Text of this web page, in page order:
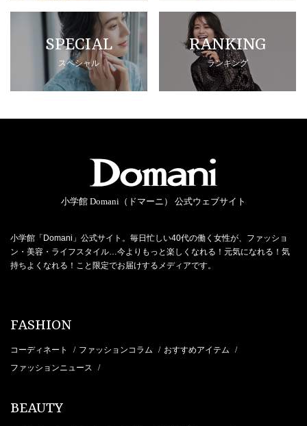
SPECIAL
スペシャル
RANKING
ランキング
小学館 Domani（ドマーニ） 公式ウェブサイト
小学館「Domani」公式サイト。毎日忙しい40代の働く女性が、ファッショ
ン・美容・ライフスタイル…今よりもっと楽しくなれる！元気になれる！気
持ちよくなれる！こと限定でお届けするメディアです。
FASHION
コーディネート / ファッションコラム / おすすめアイテム /
ファッションニュース /
BEAUTY